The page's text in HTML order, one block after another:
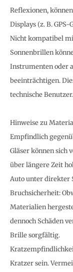
Reflexionen,
Displays (z. B.
Nicht kompatibel
Sonnenbrillen
Instrumenten oder
beeinträchtigen.
technische Benutzer.
Hinweise zu
Empfindlich
Gläser können sich
über längere Zeit
Auto unter direkter
Bruchsicherheit:
Materialien
dennoch Schäden
Brille sorgfältig.
Kratzer sein.